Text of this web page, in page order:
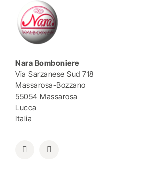
Nara Bomboniere
Via Sarzanese Sud 718
Massarosa-Bozzano
55054 Massarosa
Lucca
Italia